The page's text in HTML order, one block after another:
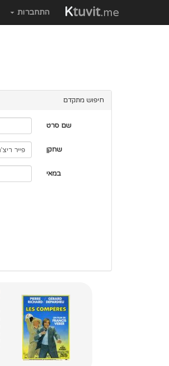
Ktuvit.me התחברות
חיפוש מתקדם
שם סרט
שחקן
במאי